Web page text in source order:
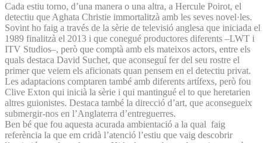
Cada estiu torno, d’una manera o una altra, a Hercule Poirot, el
detectiu que Aghata Christie immortalitzà amb les seves novel·les.
Sovint ho faig a través de la sèrie de televisió anglesa que iniciada el
1989 finalitzà el 2013 i que conegué productores diferents –LWT i
ITV Studios–, però que comptà amb els mateixos actors, entre els
quals destaca David Suchet, que aconseguí fer del seu rostre el
primer que veiem els aficionats quan pensem en el detectiu privat.
Les adaptacions comptaren també amb diferents artífexs, però fou
Clive Exton qui inicià la sèrie i qui mantingué el to que heretarien
altres guionistes. Destaca també la direcció d’art, que aconsegueix
submergir-nos en l’Anglaterra d’entreguerres.
Ben bé que fou aquesta acurada ambientació a la qual faig
referència la que em cridà l’atenció l’estiu que vaig descobrir